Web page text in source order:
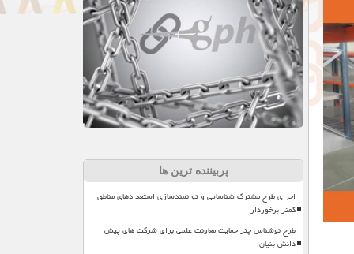
پربیننده ترین ها
اجرای طرح مشترک شناسایی و توانمندسازی استعدادهای مناطق
کمتر برخوردار
طرح نوشناس چتر حمایت معاونت علمی برای شرکت های پیش
دانش بنیان